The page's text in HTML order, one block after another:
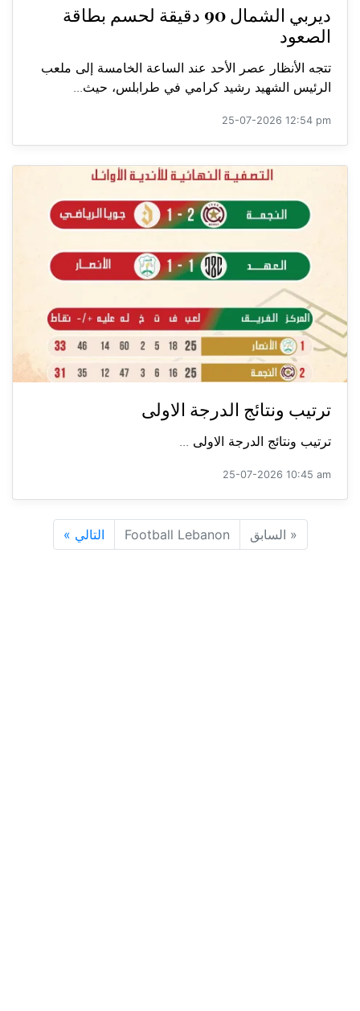
ديربي الشمال 90 دقيقة لحسم بطاقة
الصعود
تتجه الأنظار عصر الأحد عند الساعة الخامسة إلى ملعب
الرئيس الشهيد رشيد كرامي في طرابلس، حيث...
25-07-2026 12:54 pm
ترتيب ونتائج الدرجة الاولى
ترتيب ونتائج الدرجة الاولى ...
25-07-2026 10:45 am
« السابق Football Lebanon التالي »